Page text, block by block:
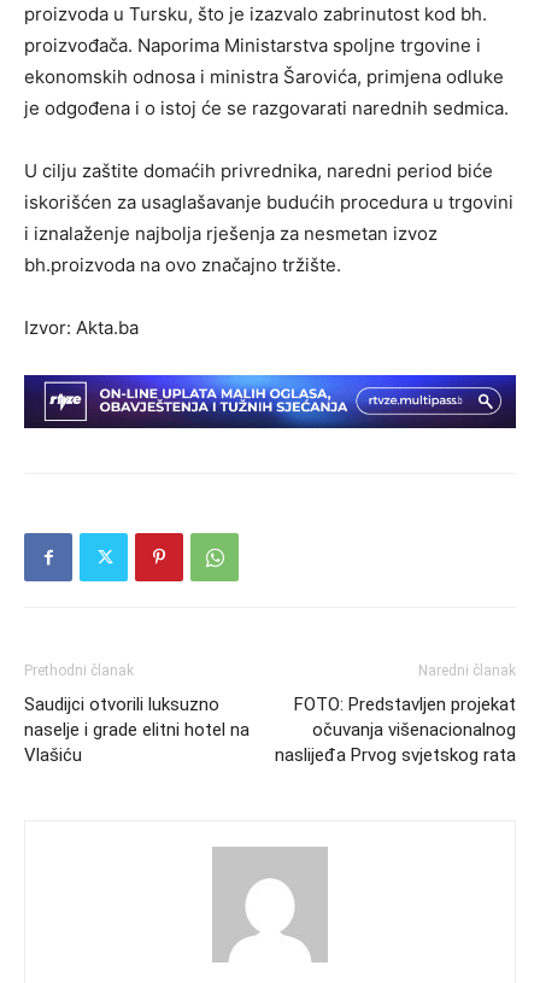
proizvoda u Tursku, što je izazvalo zabrinutost kod bh.
proizvođača. Naporima Ministarstva spoljne trgovine i
ekonomskih odnosa i ministra Šarovića, primjena odluke
je odgođena i o istoj će se razgovarati narednih sedmica.
U cilju zaštite domaćih privrednika, naredni period biće
iskorišćen za usaglašavanje budućih procedura u trgovini
i iznalaženje najbolja rješenja za nesmetan izvoz
bh.proizvoda na ovo značajno tržište.
Izvor: Akta.ba
Prethodni članak
Saudijci otvorili luksuzno
naselje i grade elitni hotel na
Vlašiću
Naredni članak
FOTO: Predstavljen projekat
očuvanja višenacionalnog
naslijeđa Prvog svjetskog rata